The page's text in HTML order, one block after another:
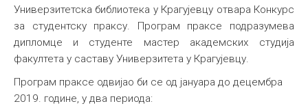
Универзитетска библиотека у Крагујевцу отвара Конкурс
за студентску праксу. Програм праксе подразумева
дипломце и студенте мастер академских студија
факултета у саставу Универзитета у Крагујевцу.
Програм праксе одвијао би се од јануара до децембра
2019. године, у два периода: